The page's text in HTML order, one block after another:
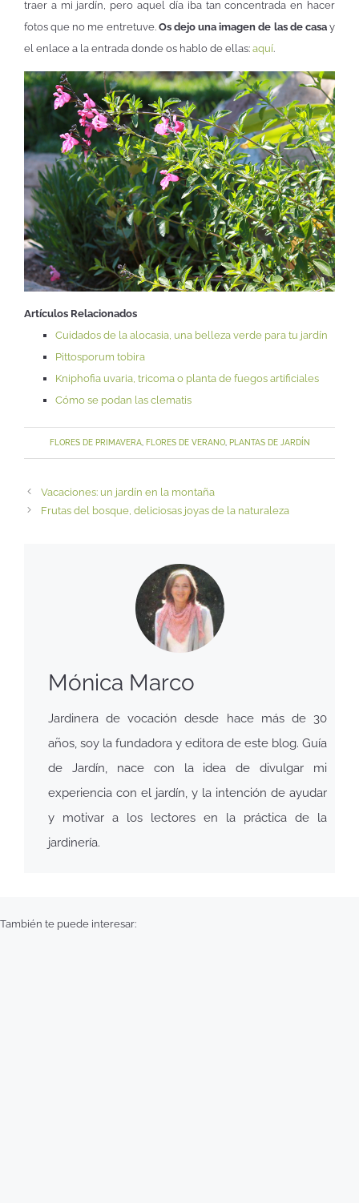
traer a mi jardín, pero aquel día iba tan concentrada en hacer
fotos que no me entretuve. Os dejo una imagen de las de casay
el enlace a la entrada donde os hablo de ellas: aquí.
Artículos Relacionados
Cuidados de la alocasia, una belleza verde para tu jardín
Pittosporum tobira
Kniphofia uvaria, tricoma o planta de fuegos artificiales
Cómo se podan las clematis
FLORES DE PRIMAVERA, FLORES DE VERANO, PLANTAS DE JARDÍN
Vacaciones: un jardín en la montaña
Frutas del bosque, deliciosas joyas de la naturaleza
Mónica Marco
Jardinera de vocación desde hace más de 30
años, soy la fundadora y editora de este blog. Guía
de Jardín, nace con la idea de divulgar mi
experiencia con el jardín, y la intención de ayudar
y motivar a los lectores en la práctica de la
jardinería.
También te puede interesar: